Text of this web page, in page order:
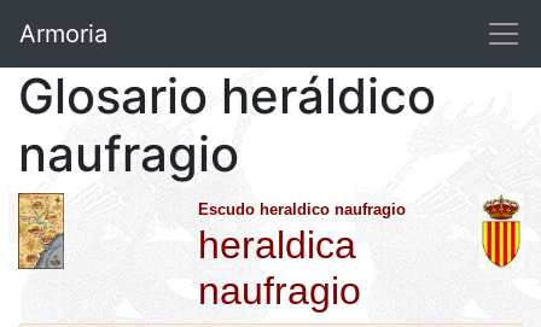
Armoria
Glosario heráldico
naufragio
Escudo heraldico naufragio
heraldica
naufragio